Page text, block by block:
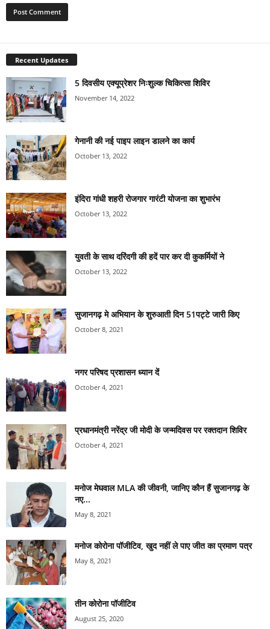
Recent Updates
5 दिवसीय एक्यूप्रेशर निःशुल्क चिकित्सा शिविर
November 14, 2022
गेनानी की नई पाइप लाइन डालने का कार्य
October 13, 2022
इंदिरा गांधी शहरी रोजगार गारंटी योजना का शुभारंभ
October 13, 2022
युवती के साथ दरिंदगी की हदें पार कर दी कुकर्मियों ने
October 13, 2022
सुजानगढ़ मे अभियान के शुरुआती दिन 51पट्टे जारी किए
October 8, 2021
नगर परिषद प्रशासन ध्यान दें
October 4, 2021
प्रधानमंत्री नरेंद्र जी मोदी के जन्मदिवस पर रक्तदान शिविर
October 4, 2021
मनोज मेघवाल MLA की जीवनी, जानिए कौन हैं सुजानगढ़ के
नए...
May 8, 2021
मनोज कोरोना पॉजीटिव, खुद नहीं ले पाए जीत का प्रमाण पत्र
May 8, 2021
तीन कोरोना पॉजीटिव
August 25, 2020